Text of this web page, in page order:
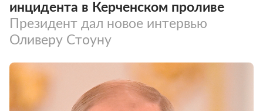
инцидента в Керченском проливе
Президент дал новое интервью
Оливеру Стоуну